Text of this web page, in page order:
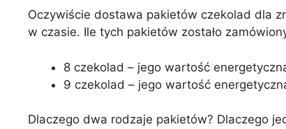
Oczywiście dostawa pakietów czekolad dla
w czasie. Ile tych pakietów zostało
8 czekolad – jego wartość
9 czekolad – jego wartość
Dlaczego dwa rodzaje pakietów? Dlaczego